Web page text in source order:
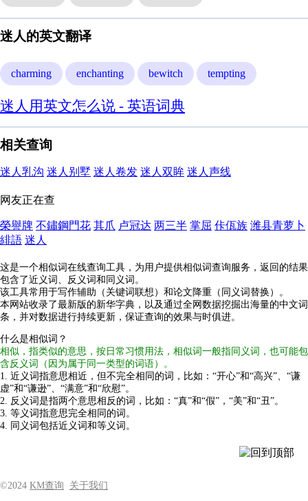
迷人的英文翻译
charming enchanting bewitch tempting
迷人用英文怎么说 - 英语词典
相关查询
迷人乳沟 迷人别墅 迷人卷发 迷人双眸 迷人声线
网友正在查
榮譽牌 不鏽鋼門花 其爪 卢冠达 两三半 掌屈 佧佤族 潍县青萝卜
緋語 迷人
这是一个相似词在线查询工具，为用户提供相似词查询服务，返回的结果
包含了近义词、反义词和同义词。
该工具常用于写作辅助（关键词联想）和论文降重（同义词替换）。
本网站收录了最新版的新华字典，以及通过全网数据挖掘出海量的中文词
条，并对数据进行持续更新，保证查询的效果与时俱进。
什么是相似词？
相似，指类似的意思，按日常习惯用法，相似词一般指同义词，也可能包
含反义词（因为属于同一类型的词语）。
1. 近义词指意思相近，但不完全相同的词，比如：“开心”和“高兴”、“谦
虚”和“谦逊”、“满意”和“欣慰”。
2. 反义词是指两个意思相反的词，比如：“真”和“假”，“美”和“丑”。
3. 等义词指意思完全相同的词。
4. 同义词包括近义词和等义词。
©2024 KM查询 关于我们